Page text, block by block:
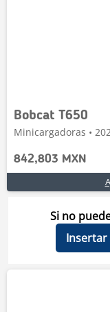
Bobcat T650
Minicargadoras •
842,803 MXN
Si no
Insertar